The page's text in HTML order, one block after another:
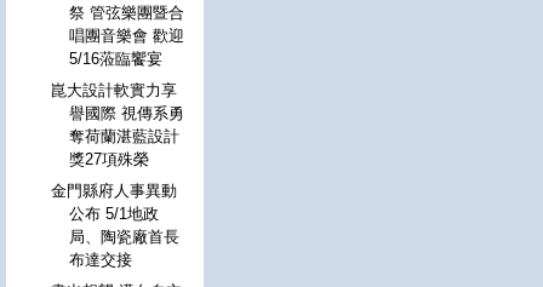
祭 管弦樂團暨合
唱團音樂會 歡迎
5/16蒞臨饗宴
崑大設計軟實力享
譽國際 視傳系勇
奪荷蘭湛藍設計
獎27項殊榮
金門縣府人事異動
公布 5/1地政
局、陶瓷廠首長
布達交接